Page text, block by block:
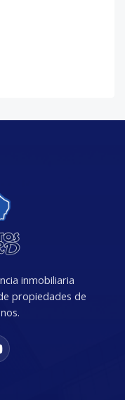
inmobiliaria
propiedades de